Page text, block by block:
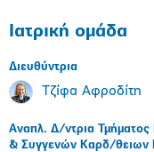
Ιατρική ομάδα
Διευθύντρια
Τζίφα Αφροδίτη
Αναπλ. Δ/ντρια Τμήματος
& Συγγενών Καρδ/θειων